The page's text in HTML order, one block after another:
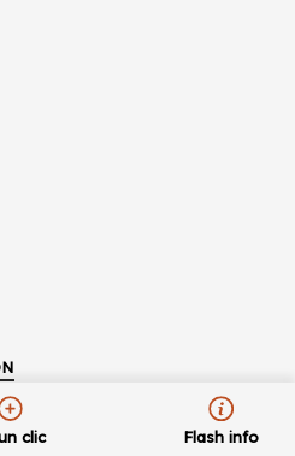
clic Flash info
de la BU vendredi 10 juillet à
lundi 24 août à 9h.